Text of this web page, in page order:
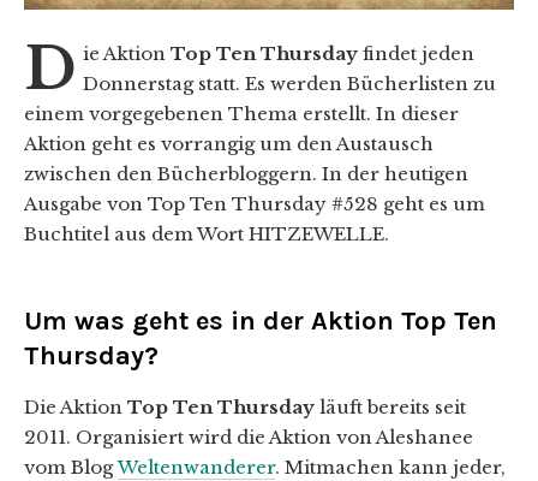
D ie Aktion Top Ten Thursday findet jeden
Donnerstag statt. Es werden Bücherlisten zu
einem vorgegebenen Thema erstellt. In dieser
Aktion geht es vorrangig um den Austausch
zwischen den Bücherbloggern. In der heutigen
Ausgabe von Top Ten Thursday #528 geht es um
Buchtitel aus dem Wort HITZEWELLE.
Um was geht es in der Aktion Top Ten
Thursday?
Die Aktion Top Ten Thursday läuft bereits seit
2011. Organisiert wird die Aktion von Aleshanee
vom BlogWeltenwanderer. Mitmachen kann jeder,